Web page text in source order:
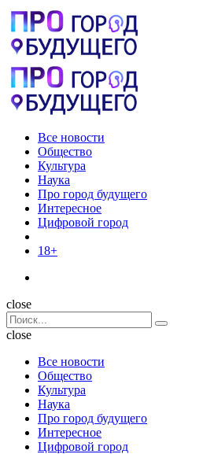
Menu
Поиск
Menu
Все новости
Общество
Культура
Наука
Про город будущего
Интересное
Цифровой город
18+
Поиск
close
Search
for:
Поиск
close
Все новости
Общество
Культура
Наука
Про город будущего
Интересное
Цифровой город